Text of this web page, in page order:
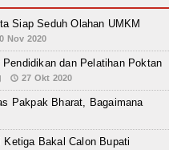
Siap Seduh Olahan UMKM
Nov 2020
dan Pelatihan Poktan
27 Okt 2020
Pakpak Bharat, Bagaimana
Ketiga Bakal Calon Bupati